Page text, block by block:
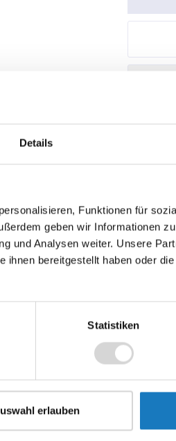
Details
Funktionen für
geben wir Informationen
und Analysen weiter. Unsere
bereitgestellt haben oder
Statistiken
erlauben
8 Zoll ohne
in verschiedenen Varianten
nur die SpacePole® Tablet-
mit 8 Zoll (A-Frame)
Halterung am Kassenplatz
einfach Kontakt mit uns auf.